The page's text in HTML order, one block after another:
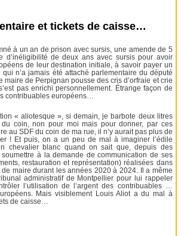
et tickets de caisse…
à un an de prison avec sursis, une amende de 5
d’inéligibilité de deux ans avec sursis pour avoir
de leur destination initiale, à savoir payer un
n’a jamais été attaché parlementaire du député
maire de Perpignan pousse des cris d’orfraie et crie
pas enrichi personnellement. Étrange façon de
contribuables européens…
« aliotesque », si demain, je barbote deux litres
du coin, non pour moi mais pour donner, par ces
au SDF du coin de ma rue, il n’y aurait pas plus de
! Et puis, on a un peu de mal à imaginer l’édile
chevalier blanc quand on sait que, depuis des
à la demande de communication de ses
restauration et représentation) réalisées dans
maire durant les années 2020 à 2024. Il a même
administratif de Montpellier pour lui rappeler
l’utilisation de l’argent des contribuables …
Mais visiblement Louis Aliot a du mal à
de caisse…